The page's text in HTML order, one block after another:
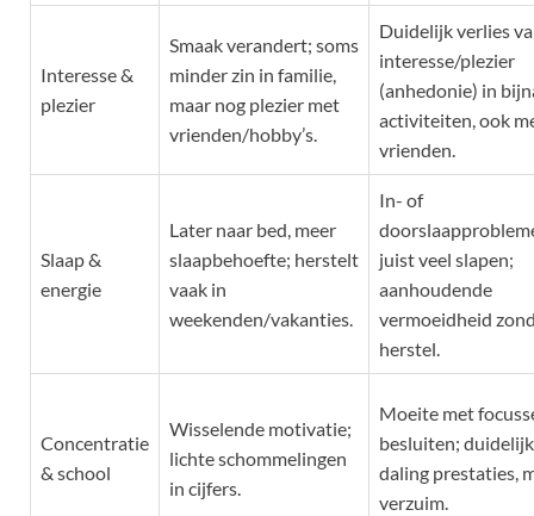
Interesse &
plezier
Smaak verandert; soms
minder zin in familie,
maar nog plezier met
vrienden/hobby’s.
Duidelijk verlies
interesse/plezier
(anhedonie) in
activiteiten, ook
vrienden.
Slaap &
energie
Later naar bed, meer
slaapbehoefte; herstelt
vaak in
weekenden/vakanties.
In- of
juist veel slapen;
aanhoudende
vermoeidheid
herstel.
Concentratie
& school
Wisselende motivatie;
lichte schommelingen
in cijfers.
Moeite met
besluiten;
daling prestaties,
verzuim.